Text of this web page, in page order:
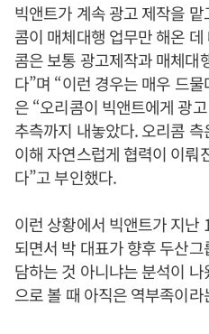
빅앤트가 계속 광고 제작을
콤이 매체대행 업무만 해온
콤은 보통 광고제작과 매체대
다”며 “이런 경우는 매우 드
은 “오리콤이 빅앤트에게 광
추측까지 내놓았다. 오리콤
이해 자연스럽게 협력이 이뤄
다”고 부인했다.
이런 상황에서 빅앤트가 지난
되면서 박 대표가 향후 두산
담하는 것 아니냐는 분석이
으로 볼 때 아직은 역부족이